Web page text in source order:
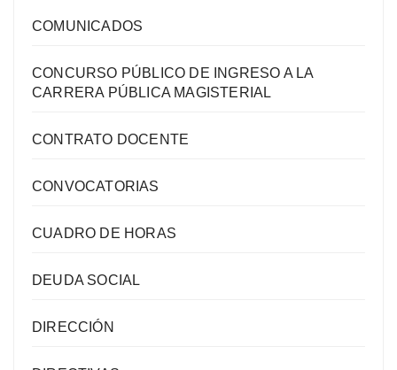
COMUNICADOS
CONCURSO PÚBLICO DE INGRESO A LA
CARRERA PÚBLICA MAGISTERIAL
CONTRATO DOCENTE
CONVOCATORIAS
CUADRO DE HORAS
DEUDA SOCIAL
DIRECCIÓN